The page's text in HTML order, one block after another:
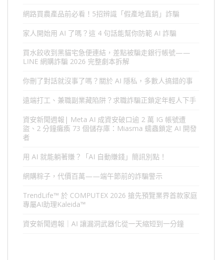
網路買農產品前必看！5招辨識「假產地直銷」詐騙
家人開始用 AI 了嗎？這 4 句話能幫你防範 AI 詐騙
買水餃收到黑貓宅急便連結，差點被騙走銀行帳號——
LINE 網購詐騙 2026 完整劇本拆解
你刪了對話就沒事了嗎？關於 AI 隱私，多數人搞錯的事
遠端打工、兼職副業藏陷阱？求職詐騙正鎖定年輕人下手
資安新聞週報| Meta AI 成資安破口逾 2 萬 IG 帳號遭
盜、2 分鐘癱瘓 73 個儲存庫：Miasma 蠕蟲鎖定 AI 開發
者
用 AI 就能躺著賺？「AI 自動賺錢」簡訊別點！
網購粽子，代價百萬——端午節前的詐騙警示
TrendLife™ 於 COMPUTEX 2026 搶先預覽業界首款家庭
專屬AI助理Kaleida™
資安新聞週報｜AI 讓漏洞武器化從一天縮短到一分鐘